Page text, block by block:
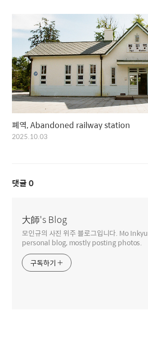
폐역, Abandoned railway station
2025.10.03
댓글 0
大師's Blog
모인규의 사진 위주 블로그입니다. Mo Inkyu
personal blog, mostly posting photos.
구독하기